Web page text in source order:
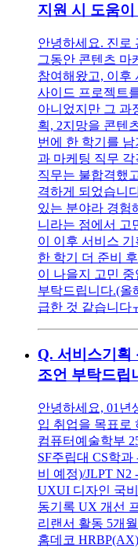
지원 시 도움
안녕하세요. 진로
그동안 콘텐츠 마
참여해왔고, 이후
사이드 프로젝트
아니었지만 그 과
획, 2지망을 콘텐
번에 한 학기를
과 마케팅 직무
직무는 불합격했
격하게 되었습니
있는 분야라 경험
니라는 점에서 고
이 이후 서비스
한 학기 더 준비
이 나을지 고민
부탁드립니다.(올
급한 것 같습니다
Q. 서비스기획
조언 부탁드립
안녕하세요, 01년
입 취업을 목표로
컴퓨터예술학부
SF주립대 CS학
비 예정)/JLPT N2
UXUI 디자인 국
동기록 UX 개선
리랜서 활동 5개
홈데코